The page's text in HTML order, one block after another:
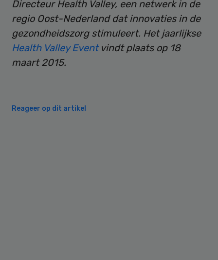
Directeur Health Valley, een netwerk in de
regio Oost-Nederland dat innovaties in de
gezondheidszorg stimuleert. Het jaarlijkse
Health Valley Event vindt plaats op 18
maart 2015.
Reageer op dit artikel